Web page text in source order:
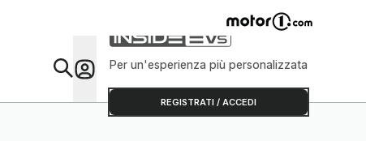
Per un'esperienza più personalizzata
REGISTRATI / ACCEDI